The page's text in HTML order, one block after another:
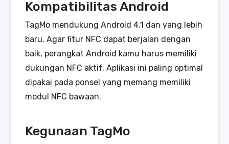
Kompatibilitas Android
TagMo mendukung Android 4.1 dan yang lebih
baru. Agar fitur NFC dapat berjalan dengan
baik, perangkat Android kamu harus memiliki
dukungan NFC aktif. Aplikasi ini paling optimal
dipakai pada ponsel yang memang memiliki
modul NFC bawaan.
Kegunaan TagMo